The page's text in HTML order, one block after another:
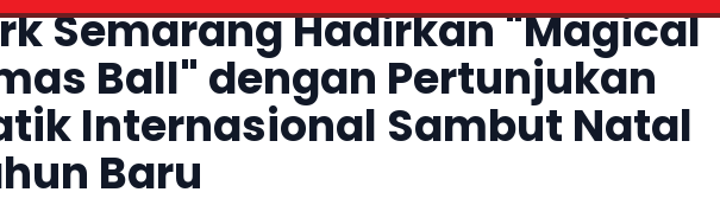
Semarang Hadirkan "Magical
Ball" dengan Pertunjukan
Internasional Sambut Natal
Baru